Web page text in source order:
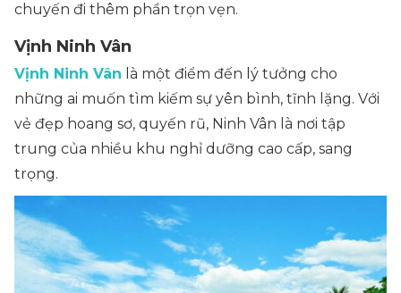
chuyến đi thêm phần trọn vẹn.
Vịnh Ninh Vân
Vịnh Ninh Vân là một điểm đến lý tưởng cho
những ai muốn tìm kiếm sự yên bình, tĩnh lặng. Với
vẻ đẹp hoang sơ, quyến rũ, Ninh Vân là nơi tập
trung của nhiều khu nghỉ dưỡng cao cấp, sang
trọng.